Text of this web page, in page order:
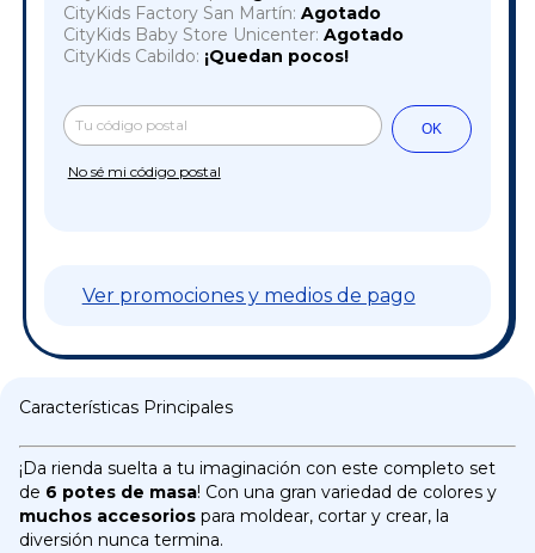
CityKids Factory San Martín: Agotado
CityKids Baby Store Unicenter: Agotado
CityKids Cabildo: ¡Quedan pocos!
Entregas para el CP: Cambiar CP
OK
No sé mi código postal
Ver promociones y medios de pago
Características Principales
¡Da rienda suelta a tu imaginación con este completo set
de 6 potes de masa! Con una gran variedad de colores y
muchos accesorios para moldear, cortar y crear, la
diversión nunca termina.